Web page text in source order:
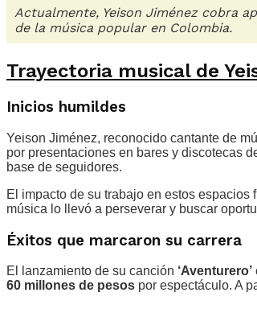
Actualmente, Yeison Jiménez cobra
de la música popular en Colombia.
Trayectoria musical de
Inicios humildes
Yeison Jiménez, reconocido cantante de
por presentaciones en bares y discotecas
base de seguidores.
El impacto de su trabajo en estos
música lo llevó a perseverar y buscar
Éxitos que marcaron su carrera
El lanzamiento de su canción ‘Aventurero’
60 millones de pesos por espectáculo. A